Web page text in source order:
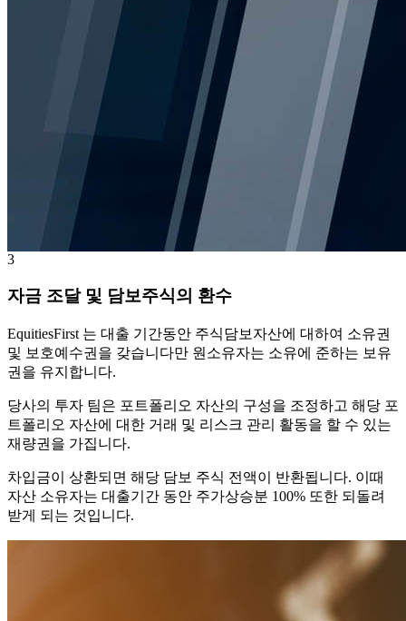
3
자금 조달 및 담보주식의 환수
EquitiesFirst 는 대출 기간동안 주식담보자산에 대하여 소유권
및 보호예수권을 갖습니다만 원소유자는 소유에 준하는 보유
권을 유지합니다.
당사의 투자 팀은 포트폴리오 자산의 구성을 조정하고 해당 포
트폴리오 자산에 대한 거래 및 리스크 관리 활동을 할 수 있는
재량권을 가집니다.
차입금이 상환되면 해당 담보 주식 전액이 반환됩니다. 이때
자산 소유자는 대출기간 동안 주가상승분 100% 또한 되돌려
받게 되는 것입니다.